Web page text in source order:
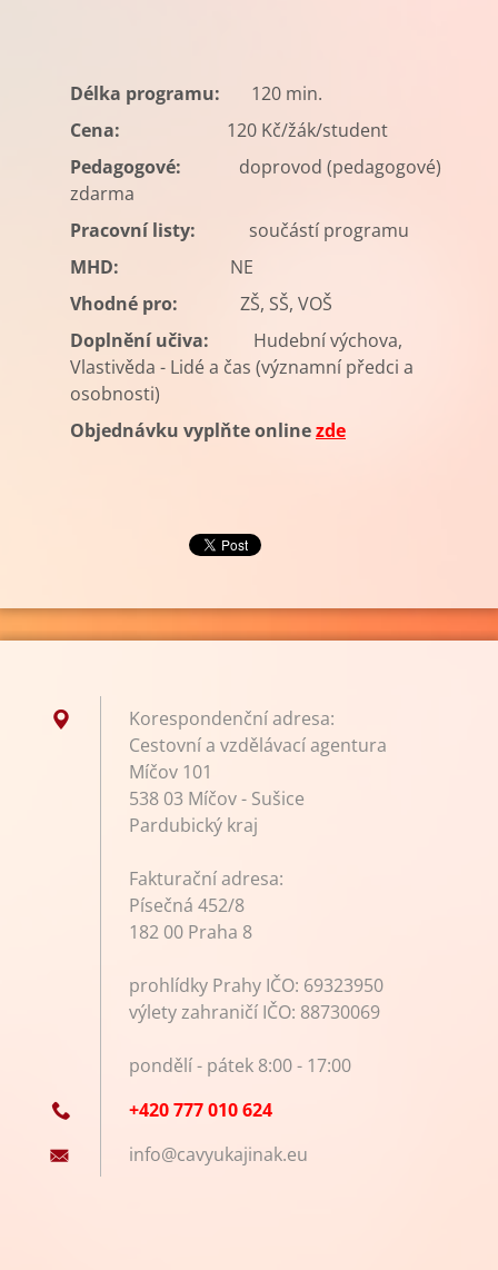
Délka programu:
120 min.
Cena:
120 Kč/žák/student
Pedagogové:
doprovod (pedagogové)
zdarma
Pracovní listy:
součástí programu
MHD:
NE
Vhodné pro:
ZŠ, SŠ, VOŠ
Doplnění učiva: Hudební výchova,
Vlastivěda - Lidé a čas (významní předci a
osobnosti)
Objednávku vyplňte onlinezde
Korespondenční adresa:
Cestovní a vzdělávací agentura
Míčov 101
538 03 Míčov - Sušice
Pardubický kraj
Fakturační adresa:
Písečná 452/8
182 00 Praha 8
prohlídky Prahy IČO: 69323950
výlety zahraničí IČO: 88730069
pondělí - pátek 8:00 - 17:00
+420 777 010 624
info@cavyukajinak.eu